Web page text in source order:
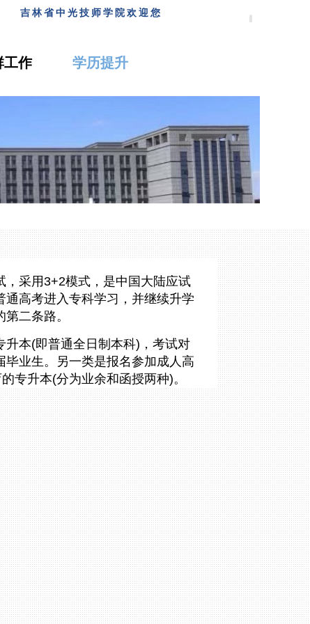
吉林省中光技师学院欢迎 您
工作 学历提升
，采用3+2模式，是中国大陆应试
高考进入专科学习，并继续升学
二条路。
升本(即普通全日制 本科)，考试对
毕业生。另一类是报名参加成人高
的专升本(分为业余和函授两种)。